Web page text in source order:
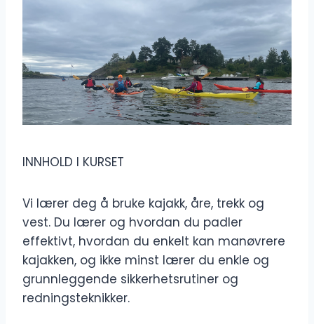
INNHOLD I KURSET
Vi lærer deg å bruke kajakk, åre, trekk og
vest. Du lærer og hvordan du padler
effektivt, hvordan du enkelt kan manøvrere
kajakken, og ikke minst lærer du enkle og
grunnleggende sikkerhetsrutiner og
redningsteknikker.